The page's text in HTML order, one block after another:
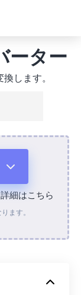
ーター
します。
細はこちら
ます。